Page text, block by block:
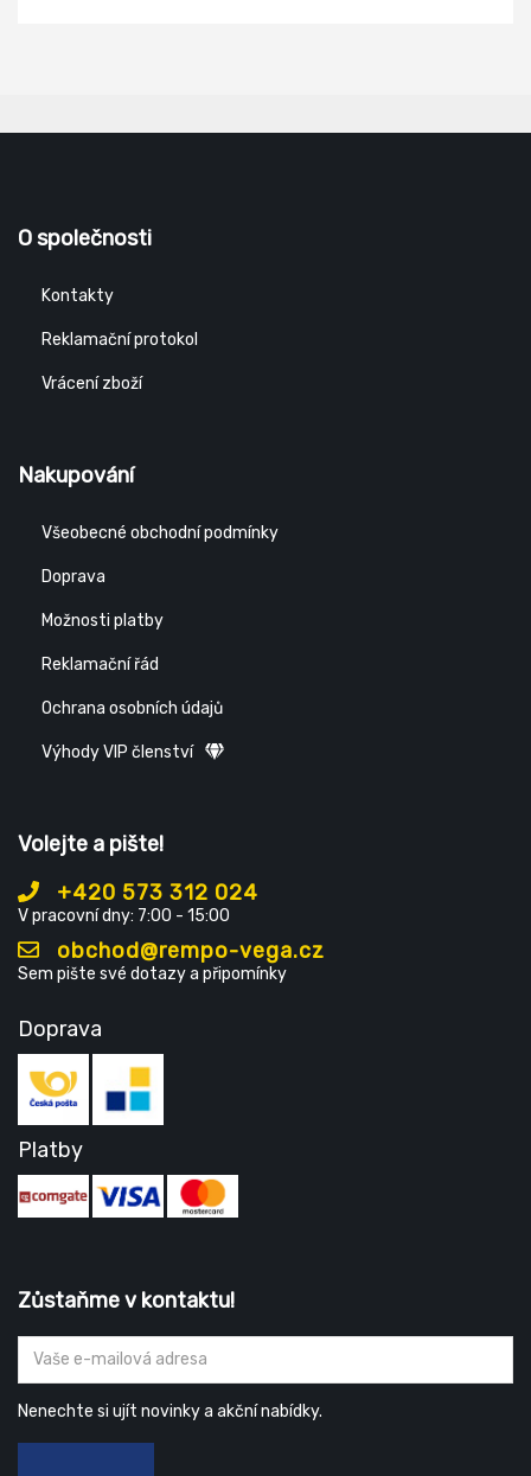
O společnosti
Kontakty
Reklamační protokol
Vrácení zboží
Nakupování
Všeobecné obchodní podmínky
Doprava
Možnosti platby
Reklamační řád
Ochrana osobních údajů
Výhody VIP členství
Volejte a pište!
+420 573 312 024
V pracovní dny: 7:00 - 15:00
obchod@rempo-vega.cz
Sem pište své dotazy a připomínky
Doprava
Platby
Zůstaňme v kontaktu!
Nenechte si ujít novinky a akční nabídky.